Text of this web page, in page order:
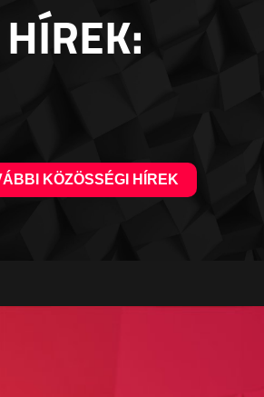
HÍREK:
KÖZÖSSÉGI HÍREK